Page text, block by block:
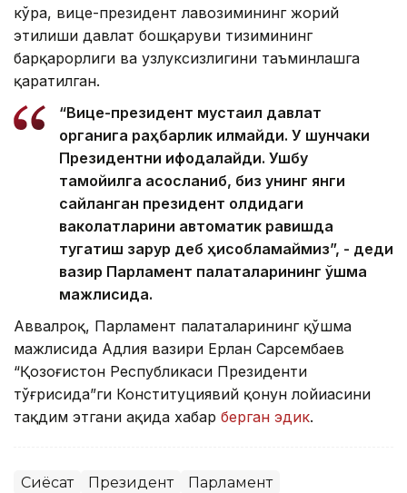
кўра, вице-президент лавозимининг жорий
этилиши давлат бошқаруви тизимининг
барқарорлиги ва узлуксизлигини таъминлашга
қаратилган.
“Вице-президент мустақил давлат
органига раҳбарлик қилмайди. У шунчаки
Президентни ифодалайди. Ушбу
тамойилга асосланиб, биз унинг янги
сайланган президент олдидаги
ваколатларини автоматик равишда
тугатиш зарур деб ҳисобламаймиз”, - деди
вазир Парламент палаталарининг қўшма
мажлисида.
Аввалроқ, Парламент палаталарининг қўшма
мажлисида Адлия вазири Ерлан Сарсембаев
“Қозоғистон Республикаси Президенти
тўғрисида”ги Конституциявий қонун лойиҳасини
тақдим этгани ҳақида хабар берган эдик.
Сиёсат Президент Парламент